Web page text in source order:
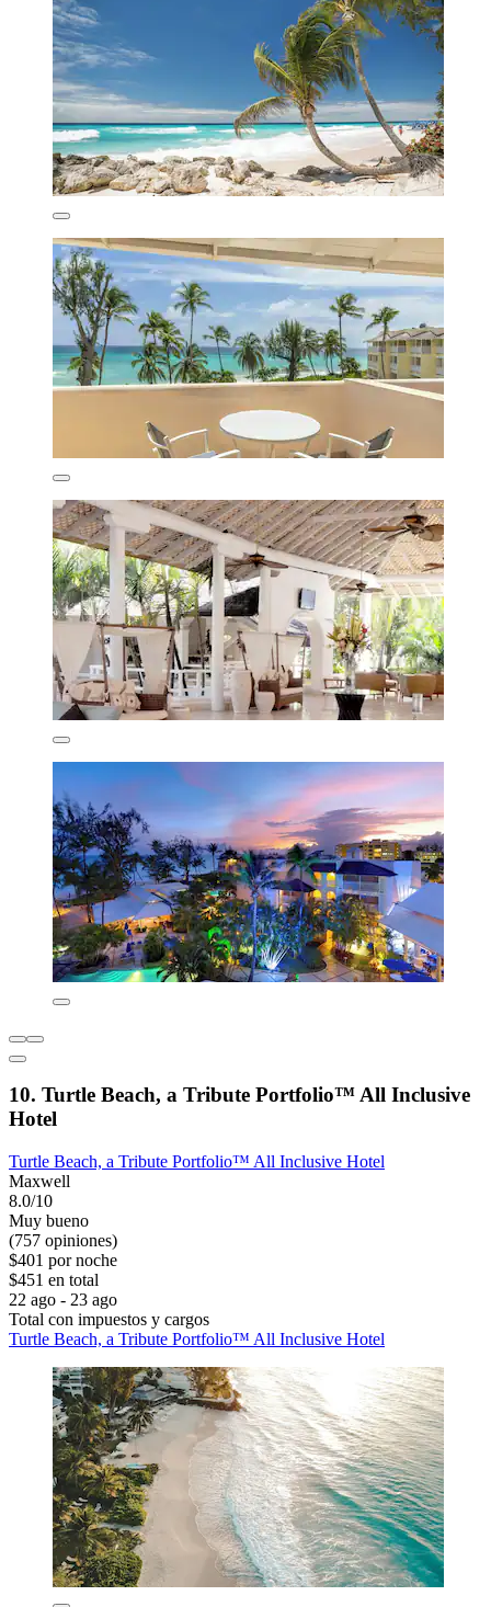
10. Turtle Beach, a Tribute Portfolio™ All Inclusive
Hotel
Turtle Beach, a Tribute Portfolio™ All Inclusive Hotel
Maxwell
8.0/10
Muy bueno
(757 opiniones)
$401 por noche
$451 en total
22 ago - 23 ago
Total con impuestos y cargos
Turtle Beach, a Tribute Portfolio™ All Inclusive Hotel